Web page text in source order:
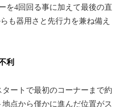
を4回回る事に加えて最後の直
も器用さと先行力を兼ね備え
利
タートで最初のコーナーまで約
地点から僅かに進んだ位置がス